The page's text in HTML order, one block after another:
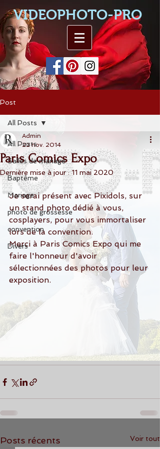
VIDEOPHOTO-PRO
Post
All Posts
Salles de mariage
Baptême
Mariage
photo de grossesse
convention
Divers
All Posts
Paris Comics Expo
Admin
22 nov. 2014
Dernière mise à jour :11 mai 2020
Je serai présent avec Pixidols, sur
un stand photo dédié à vous,
cosplayers, pour vous immortaliser
lors de la convention.
Merci à Paris Comics Expo qui me
faire l'honneur d'avoir
sélectionnées des photos pour leur
exposition.
Posts récents Voir tout